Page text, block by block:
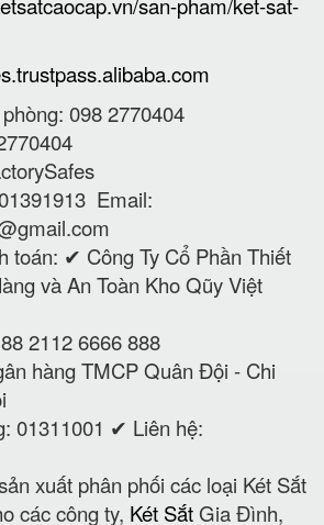
san-pham/ket-sat-
098 2770404
Email:
toán: ✔ Công Ty Cổ Phần Thiết
và An Toàn Kho Qũy Việt
2112 6666 888
hàng TMCP Quân Đội - Chi
01311001 ✔ Liên hệ:
xuất phân phối các loại Két Sắt
các công ty, Két Sắt Gia Đình,